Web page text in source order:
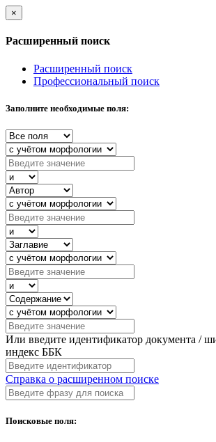
×
Расширенный поиск
Расширенный поиск
Профессиональный поиск
Заполните необходимые поля:
Или введите идентификатор документа /
индекс ББК
Справка о расширенном поиске
Поисковые поля: